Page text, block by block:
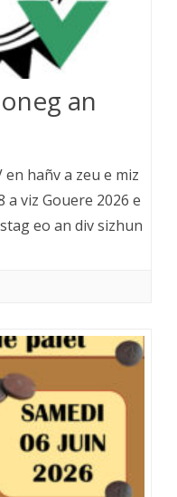
an
en hañv a zeu e miz
a viz Gouere 2026 e
eo an div sizhun